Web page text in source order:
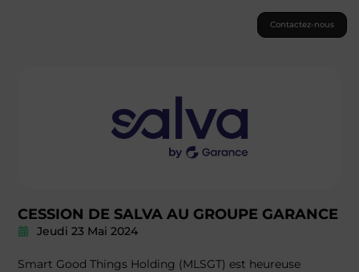
Contactez-nous
CESSION DE SALVA AU GROUPE GARANCE
Jeudi 23 Mai 2024
Smart Good Things Holding (MLSGT) est heureuse